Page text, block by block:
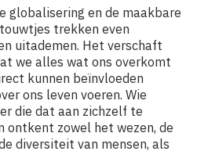
globalisering en de maakbare
trekken even
uitademen. Het verschaft
we alles wat ons overkomt
kunnen beïnvloeden
ons leven voeren. Wie
die dat aan zichzelf te
ontkent zowel het wezen, de
diversiteit van mensen, als